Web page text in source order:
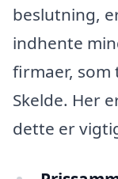
beslutning,
indhente
firmaer, som
Skelde. Her
dette er